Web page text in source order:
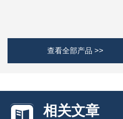
查看全部产品 >>
相关文章